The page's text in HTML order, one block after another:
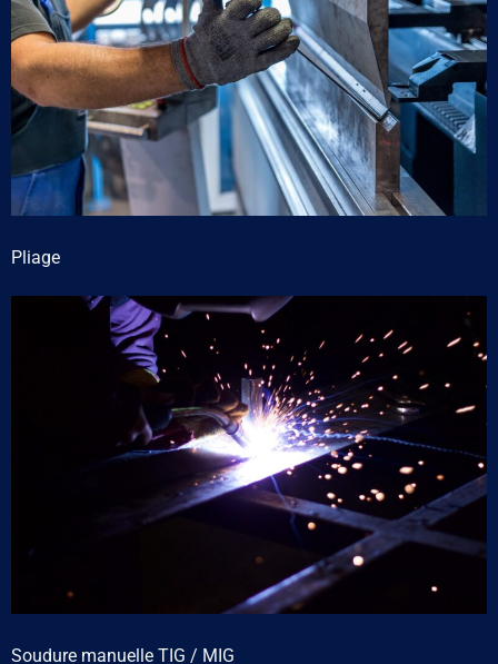
Pliage
Soudure manuelle TIG / MIG